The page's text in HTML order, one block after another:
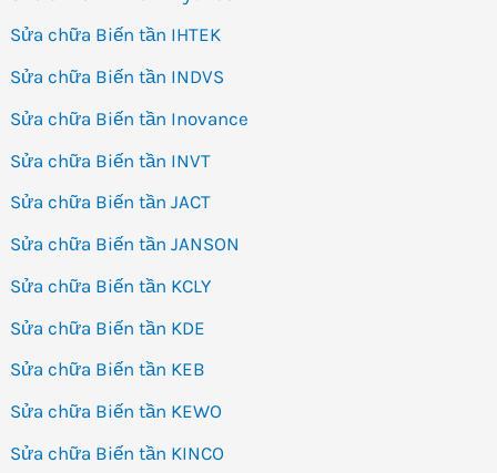
Sửa chữa Biến tần IHTEK
Sửa chữa Biến tần INDVS
Sửa chữa Biến tần Inovance
Sửa chữa Biến tần INVT
Sửa chữa Biến tần JACT
Sửa chữa Biến tần JANSON
Sửa chữa Biến tần KCLY
Sửa chữa Biến tần KDE
Sửa chữa Biến tần KEB
Sửa chữa Biến tần KEWO
Sửa chữa Biến tần KINCO